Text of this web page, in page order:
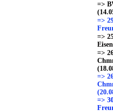
=>
=>
=>
=>
=>
=>